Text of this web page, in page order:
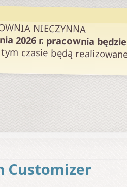
NIECZYNNA
2026 r. pracownia
czasie będą
Customizer